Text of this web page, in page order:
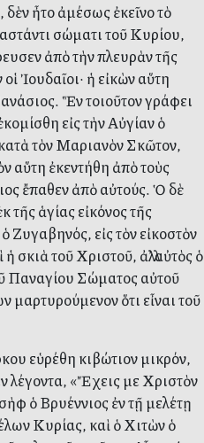
ἦτο ἀμέσως ἐκεῖνο τὸ
σώματι τοῦ Κυρίου,
ἀπὸ τὴν πλευρὰν τῆς
Ἰουδαῖοι· ἡ εἰκὼν αὕτη
Ἓν τοιοῦτον γράφει
εἰς τὴν Αὐγίαν ὁ
τὸν Μαριανὸν Σκῶτον,
αὕτη ἐκεντήθη ἀπὸ τοὺς
ἔπαθεν ἀπὸ αὐτούς. Ὁ δὲ
τῆς ἁγίας εἰκόνος τῆς
εἰς τὸν εἰκοστὸν
τοῦ Χριστοῦ, ἀλλ’ αὐτὸς ὁ
Παναγίου Σώματος αὐτοῦ
μαρτυρούμενον ὅτι εἶναι τοῦ
εὑρέθη κιβώτιον μικρόν,
λέγοντα, «Ἔχεις με Χριστὸν
ὁ Βρυέννιος ἐν τῇ μελέτῃ
Κυρίας, καὶ ὁ Χιτὼν ὁ